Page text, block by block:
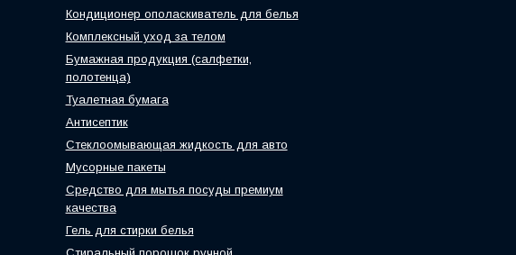
Кондиционер ополаскиватель для белья
Комплексный уход за телом
Бумажная продукция (салфетки,
полотенца)
Туалетная бумага
Антисептик
Стеклоомывающая жидкость для авто
Мусорные пакеты
Средство для мытья посуды премиум
качества
Гель для стирки белья